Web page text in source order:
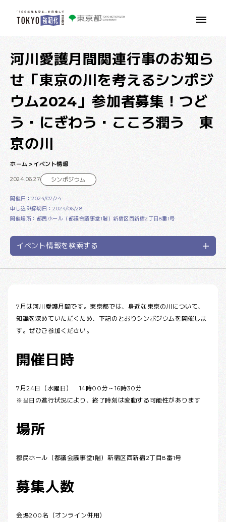
本文へ移動
河川愛護月間関連行事のお知ら
せ「東京の川を考えるシンポジ
ウム2024」参加者募集！つど
う・にぎわう・こころ潤う 東
京の川
ホーム イベント情報
2024.06.27 シンポジウム
開催日：2024/07/24
申し込み締切日：2024/06/28
開催場所：都民ホール（都議会議事堂1階）新宿区西新宿2丁目8番1号
イベント情報を検索する
7月は河川愛護月間です。東京都では、身近な東京の川について、
知識を深めていただくため、下記のとおりシンポジウムを開催しま
す。ぜひご参加ください。
開催日時
7月24日（水曜日） 14時00分～16時30分
※当日の進行状況により、終了時刻は変動する可能性があります
場所
都民ホール（都議会議事堂1階）新宿区西新宿2丁目8番1号
募集人数
会場200名（オンライン併用）